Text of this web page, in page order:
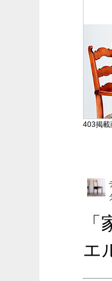
403掲載
エ